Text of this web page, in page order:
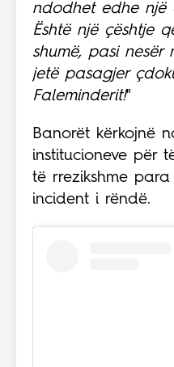
ndodhet edhe një
Është një çështje
shumë, pasi
jetë pasagjer
Faleminderit!"
Banorët kërkojnë
institucioneve për
të rrezikshme
incident i rëndë.